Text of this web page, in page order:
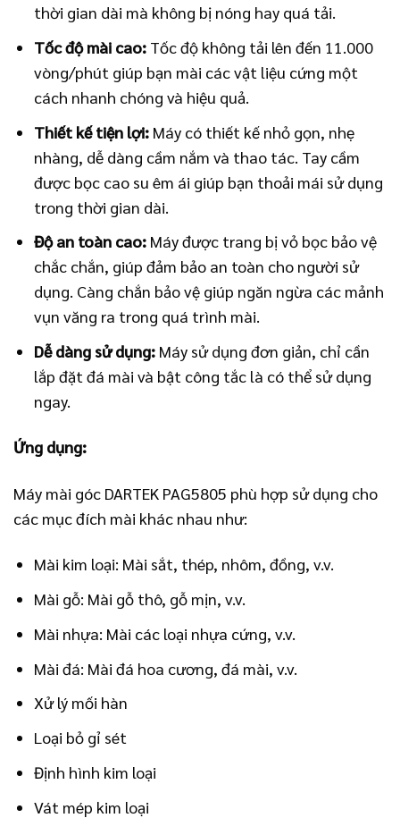
thời gian dài mà không bị nóng hay quá tải.
Tốc độ mài cao: Tốc độ không tải lên đến 11.000
vòng/phút giúp bạn mài các vật liệu cứng một
cách nhanh chóng và hiệu quả.
Thiết kế tiện lợi: Máy có thiết kế nhỏ gọn, nhẹ
nhàng, dễ dàng cầm nắm và thao tác. Tay cầm
được bọc cao su êm ái giúp bạn thoải mái sử dụng
trong thời gian dài.
Độ an toàn cao: Máy được trang bị vỏ bọc bảo vệ
chắc chắn, giúp đảm bảo an toàn cho người sử
dụng. Càng chắn bảo vệ giúp ngăn ngừa các mảnh
vụn văng ra trong quá trình mài.
Dễ dàng sử dụng: Máy sử dụng đơn giản, chỉ cần
lắp đặt đá mài và bật công tắc là có thể sử dụng
ngay.
Ứng dụng:
Máy mài góc DARTEK PAG5805 phù hợp sử dụng cho
các mục đích mài khác nhau như:
Mài kim loại: Mài sắt, thép, nhôm, đồng, v.v.
Mài gỗ: Mài gỗ thô, gỗ mịn, v.v.
Mài nhựa: Mài các loại nhựa cứng, v.v.
Mài đá: Mài đá hoa cương, đá mài, v.v.
Xử lý mối hàn
Loại bỏ gỉ sét
Định hình kim loại
Vát mép kim loại